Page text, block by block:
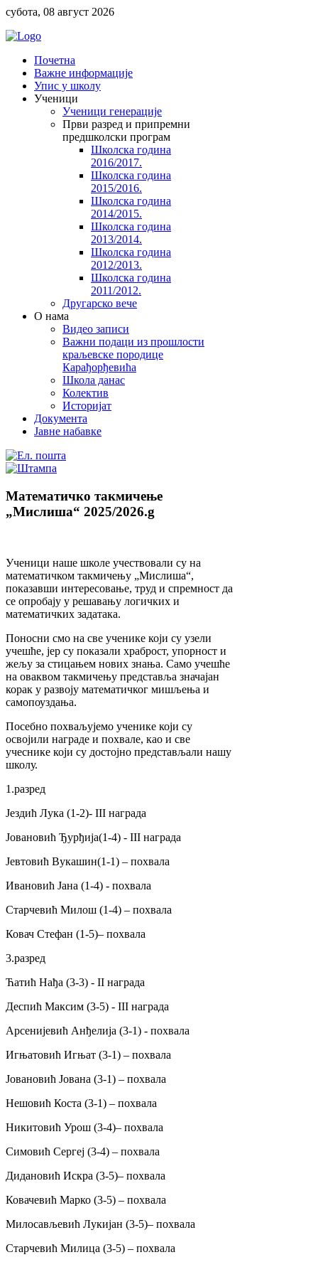
субота, 08 август 2026
Почетна
Важне информације
Упис у школу
Ученици
Ученици генерације
Први разред и припремни
предшколски програм
Школска година
2016/2017.
Школска година
2015/2016.
Школска година
2014/2015.
Школска година
2013/2014.
Школска година
2012/2013.
Школска година
2011/2012.
Другарско вече
O нама
Видео записи
Важни подаци из прошлости
краљевске породице
Карађорђевића
Школа данас
Колектив
Историјат
Документа
Јавне набавке
Mатематичко такмичењe
„Мислиша“ 2025/2026.g
Ученици наше школе учествовали су на
математичком такмичењу „Мислиша“,
показавши интересовање, труд и спремност да
се опробају у решавању логичких и
математичких задатака.
Поносни смо на све ученике који су узели
учешће, јер су показали храброст, упорност и
жељу за стицањем нових знања. Само учешће
на оваквом такмичењу представља значајан
корак у развоју математичког мишљења и
самопоуздања.
Посебно похваљујемо ученике који су
освојили награде и похвале, као и све
учеснике који су достојно представљали нашу
школу.
1.разред
Јездић Лука (1-2)- III награда
Јовановић Ђурђија(1-4) - III награда
Јевтовић Вукашин(1-1) – похвала
Ивановић Јана (1-4) - похвала
Старчевић Милош (1-4) – похвала
Ковач Стефан (1-5)– похвала
3.разред
Ћатић Нађа (3-3) - II награда
Деспић Максим (3-5) - III награда
Арсенијевић Анђелија (3-1) - похвала
Игњатовић Игњат (3-1) – похвала
Јовановић Јована (3-1) – похвала
Нешовић Коста (3-1) – похвала
Никитовић Урош (3-4)– похвала
Симовић Сергеј (3-4) – похвала
Дидановић Искра (3-5)– похвала
Ковачевић Марко (3-5) – похвала
Милосављевић Лукијан (3-5)– похвала
Старчевић Милица (3-5) – похвала